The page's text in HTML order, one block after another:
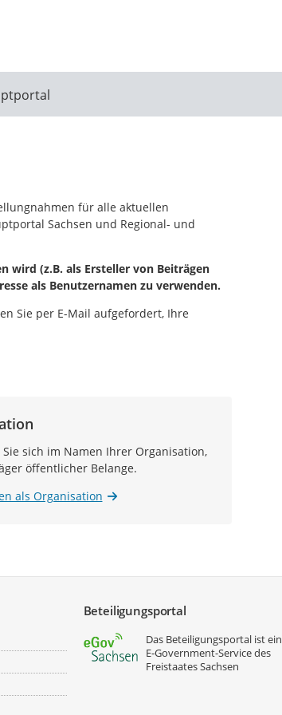
für alle aktuellen
Sachsen und Regional- und
wird (z.B. als Ersteller von Beiträgen
als Benutzernamen zu verwenden.
Sie per E-Mail aufgefordert, Ihre
sich im Namen Ihrer Organisation,
öffentlicher Belange.
als Organisation
Beteiligungsportal
Das Beteiligungsportal ist ein
E‑Government-Service des
Freistaates Sachsen